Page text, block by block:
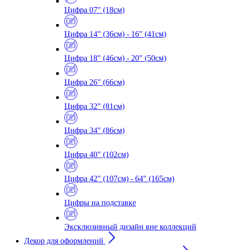
Цифра 07" (18см)
Цифра 14" (36см) - 16" (41см)
Цифра 18" (46см) - 20" (50см)
Цифра 26" (66см)
Цифра 32" (81см)
Цифра 34" (86см)
Цифра 40" (102см)
Цифра 42" (107см) - 64" (165см)
Цифры на подставке
Эксклюзивный дизайн вне коллекций
Декор для оформлений